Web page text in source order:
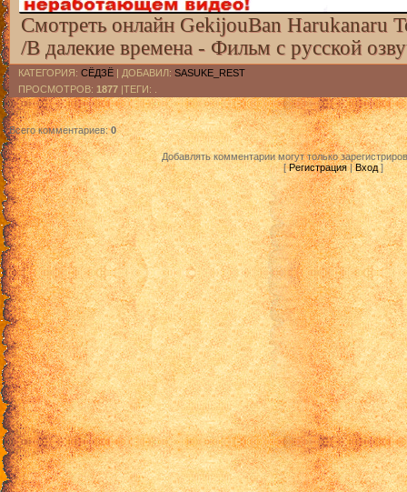
Смотреть онлайн GekijouBan Harukanaru
/В далекие времена - Фильм с русской
КАТЕГОРИЯ: СЁДЗЁ | ДОБАВИЛ: SASUKE_REST
ПРОСМОТРОВ: 1877 |ТЕГИ: .
Всего комментариев:0
Добавлять комментарии могут только
[Регистрация|Вход]